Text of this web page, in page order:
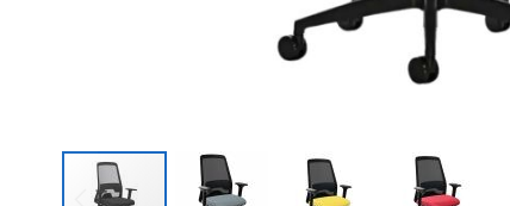
Bureaustoel Interstuhl